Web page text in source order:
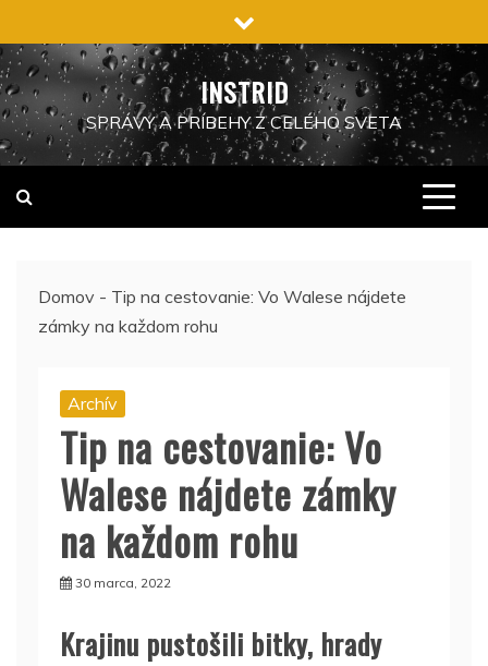
na
obsah
INSTRID
SPRÁVY A PRÍBEHY Z CELÉHO SVETA
Domov - Tip na cestovanie: Vo Walese nájdete
zámky na každom rohu
Archív
Tip na cestovanie: Vo
Walese nájdete zámky
na každom rohu
30 marca, 2022
Krajinu pustošili bitky, hrady